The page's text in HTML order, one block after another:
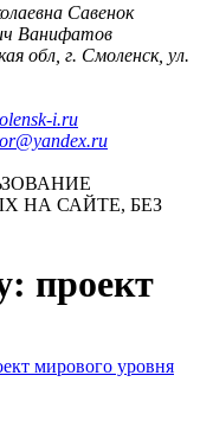
Савенок
Ванифатов
обл, г. Смоленск, ул.
i.ru
НА САЙТЕ, БЕЗ
проект
мирового уровня